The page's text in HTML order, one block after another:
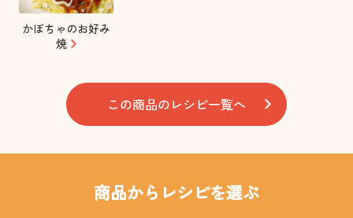
かぼちゃのお好み
焼
この商品のレシピ一覧へ
商品からレシピを選ぶ